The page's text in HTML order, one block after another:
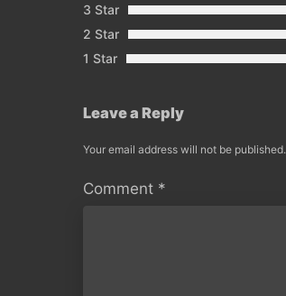
3 Star
2 Star
1 Star
Leave a Reply
Your email address will not be published.
Comment *